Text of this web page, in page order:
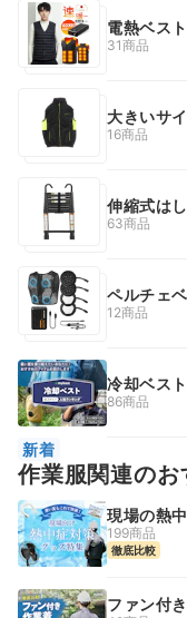
電熱ベス
31商品
大きいサ
16商品
伸縮式は
63商品
ペルチェ
12商品
冷却ベスト
86商品
新着
作業服関連の
現場の熱
199商品
徹底比較
ファン付